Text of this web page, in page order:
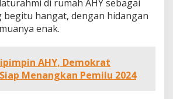
di rumah AHY sebagai
begitu hangat, dengan hidangan
enak.
AHY, Demokrat
Menangkan Pemilu 2024